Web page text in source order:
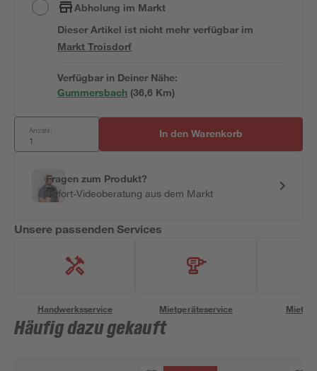
Abholung im Markt
Dieser Artikel ist nicht mehr verfügbar im
MarktTroisdorf
Verfügbar in Deiner Nähe:
Gummersbach (36,6 Km)
Anzahl: In den Warenkorb
Fragen zum Produkt?
Sofort-Videoberatung aus dem Markt
Unsere passenden Services
Handwerksservice Mietgeräteservice
Häufig dazu gekauft